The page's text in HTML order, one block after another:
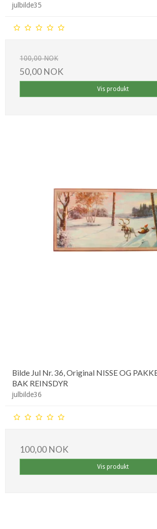
julbilde35
100,00 NOK
50,00 NOK
Vis produkt
Bilde Jul Nr. 36, Original NISSE OG
BAK REINSDYR
julbilde36
100,00 NOK
Vis produkt